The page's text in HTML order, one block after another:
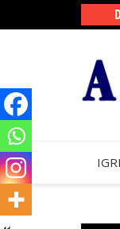
do Perdão de